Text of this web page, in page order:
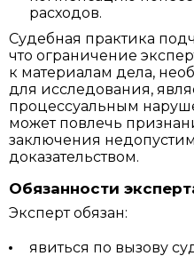
расходов.
Судебная практика
что ограничение
к материалам дела,
для исследования,
процессуальным
может повлечь
заключения
доказательством.
Обязанности
Эксперт обязан:
явиться по вызову